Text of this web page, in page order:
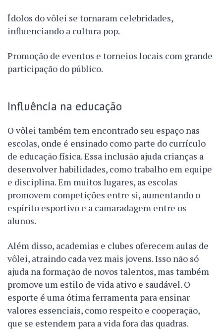
Ídolos do vôlei se tornaram celebridades,
influenciando a cultura pop.
Promoção de eventos e torneios locais com grande
participação do público.
Influência na educação
O vôlei também tem encontrado seu espaço nas
escolas, onde é ensinado como parte do currículo
de educação física. Essa inclusão ajuda crianças a
desenvolver habilidades, como trabalho em equipe
e disciplina. Em muitos lugares, as escolas
promovem competições entre si, aumentando o
espírito esportivo e a camaradagem entre os
alunos.
Além disso, academias e clubes oferecem aulas de
vôlei, atraindo cada vez mais jovens. Isso não só
ajuda na formação de novos talentos, mas também
promove um estilo de vida ativo e saudável. O
esporte é uma ótima ferramenta para ensinar
valores essenciais, como respeito e cooperação,
que se estendem para a vida fora das quadras.